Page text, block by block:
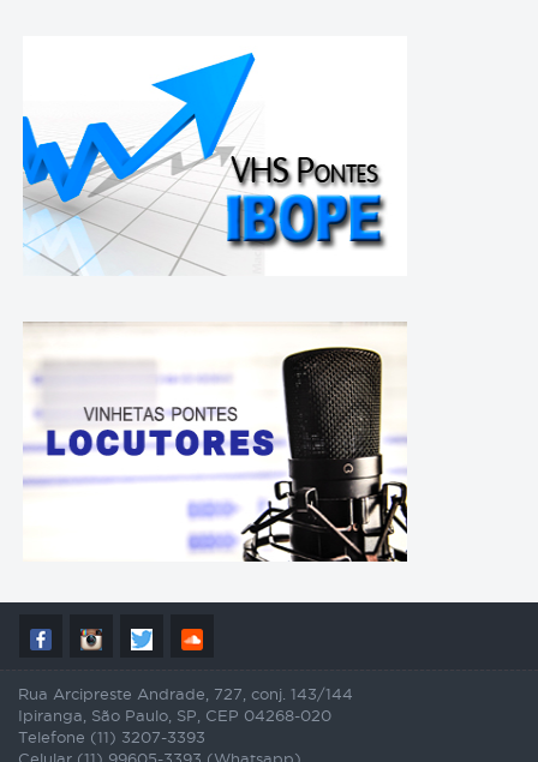
Rua Arcipreste Andrade, 727, conj. 143/144
Ipiranga, São Paulo, SP, CEP 04268-020
Telefone (11) 3207-3393
Celular (11) 99605-3393 (Whatsapp)